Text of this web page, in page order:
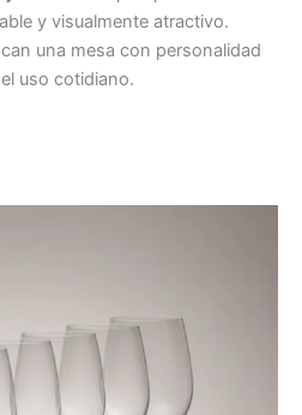
y visualmente atractivo.
una mesa con personalidad
uso cotidiano.